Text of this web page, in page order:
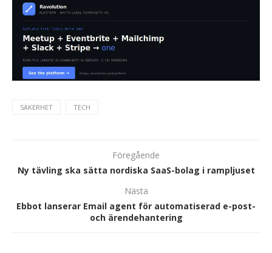
SÄKERHET TECH
Föregående
Ny tävling ska sätta nordiska SaaS-bolag i rampljuset
Nästa
Ebbot lanserar Email agent för automatiserad e-post-
och ärendehantering